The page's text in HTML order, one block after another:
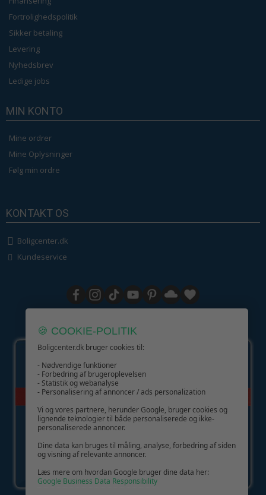
Fortrolighedspolitik
Sikker betaling
Levering
Nyhedsbrev
Ledige jobs
MIN KONTO
Mine ordrer
Mine Oplysninger
Følg min ordre
KONTAKT OS
Boligcenter.dk
Kundeservice
GIV GLÆDE MED ET GAVEKORT!
🍪 COOKIE-POLITIK
Boligcenter.dk bruger cookies til:
- Nødvendige funktioner
- Forbedring af brugeroplevelsen
- Statistik og webanalyse
- Personalisering af annoncer / ads personalization
Vi og vores partnere, herunder Google, bruger cookies og
lignende teknologier til både personaliserede og ikke-
personaliserede annoncer.
Dine data kan bruges til måling, analyse, forbedring af siden
og visning af relevante annoncer.
Læs mere om hvordan Google bruger dine data her:
Google Business Data Responsibility